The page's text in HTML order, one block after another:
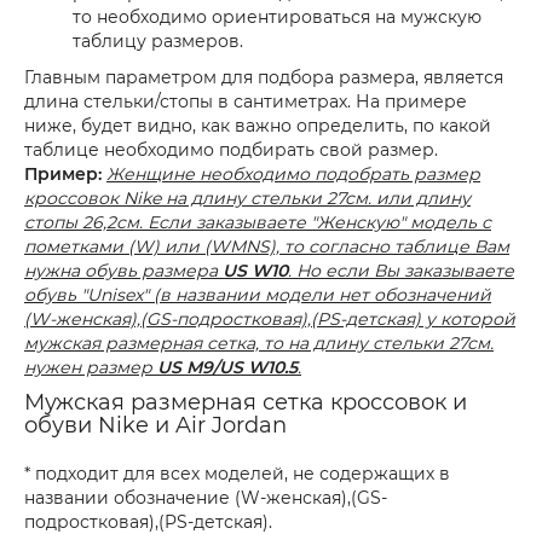
то необходимо ориентироваться на мужскую
таблицу размеров.
Главным параметром для подбора размера, является
длина стельки/стопы в сантиметрах. На примере
ниже, будет видно, как важно определить, по какой
таблице необходимо подбирать свой размер.
Пример: Женщине необходимо подобрать размер
кроссовок Nike на длину стельки 27см. или длину
стопы 26,2см. Если заказываете "Женскую" модель с
пометками (W) или (WMNS), то согласно таблице Вам
нужна обувь размера US W10. Но если Вы заказываете
обувь "Unisex" (в названии модели нет обозначений
(W-женская),(GS-подростковая),(PS-детская) у которой
мужская размерная сетка, то на длину стельки 27см.
нужен размер US M9/US W10.5.
Мужская размерная сетка кроссовок и
обуви Nike и Air Jordan
* подходит для всех моделей, не содержащих в
названии обозначение (W-женская),(GS-
подростковая),(PS-детская).